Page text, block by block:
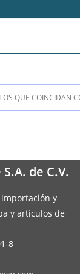
QUE COINCIDAN
de C.V.
y
y artículos de
8